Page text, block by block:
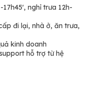
nghỉ trưa 12h-
đi lại, nhà ở, ăn trưa,
kinh doanh
hỗ trợ từ hệ